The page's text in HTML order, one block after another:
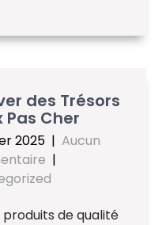
des Trésors
Pas Cher
2025 | Aucun
|
produits de qualité